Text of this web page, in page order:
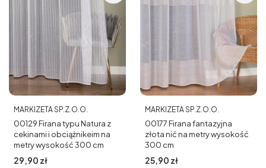
PRODUCENT
MARKIZETA SP.Z.O.O.
00129 Firana typu Natura z
cekinami i obciążnikeim na
metry wysokość 300 cm
Cena
29,90 zł
PRODUCENT
MARKIZETA SP.Z.O.O.
00177 Firana fantazyjna
złota nić na metry wysokość
300 cm
Cena
25,90 zł